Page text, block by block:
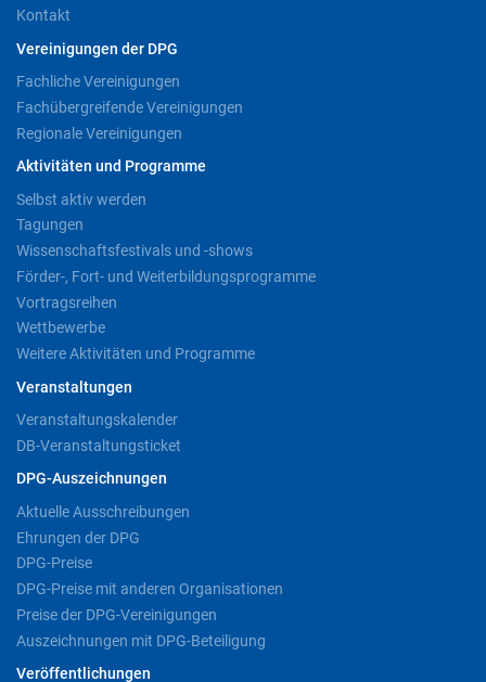
Kontakt
Vereinigungen der DPG
Fachliche Vereinigungen
Fachübergreifende Vereinigungen
Regionale Vereinigungen
Aktivitäten und Programme
Selbst aktiv werden
Tagungen
Wissenschaftsfestivals und -shows
Förder-, Fort- und Weiterbildungsprogramme
Vortragsreihen
Wettbewerbe
Weitere Aktivitäten und Programme
Veranstaltungen
Veranstaltungskalender
DB-Veranstaltungsticket
DPG-Auszeichnungen
Aktuelle Ausschreibungen
Ehrungen der DPG
DPG-Preise
DPG-Preise mit anderen Organisationen
Preise der DPG-Vereinigungen
Auszeichnungen mit DPG-Beteiligung
Veröffentlichungen